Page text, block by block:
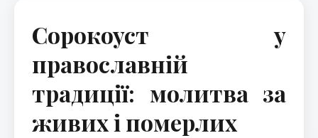
Сорокоуст у
православній
традиції: молитва за
живих і померлих